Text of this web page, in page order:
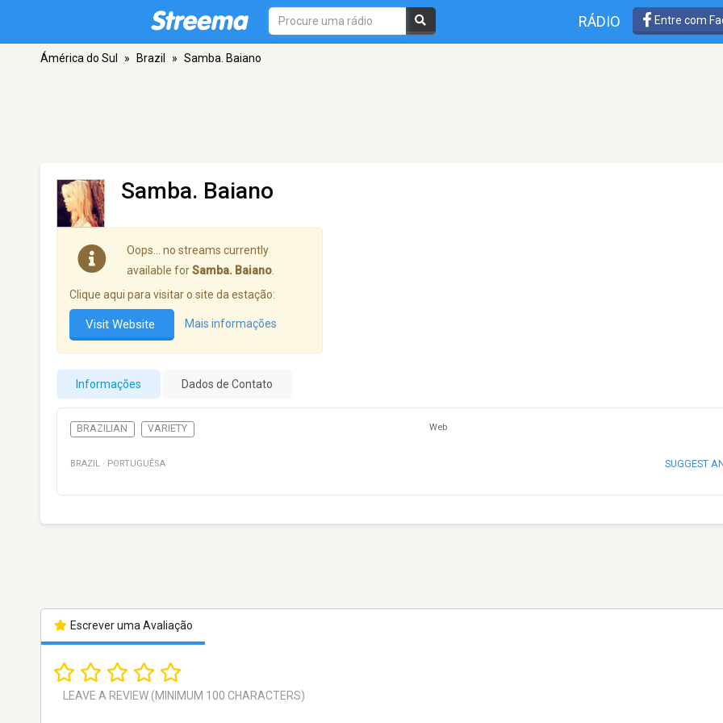
RÁDIO Entre com
Ámérica do Sul » Brazil » Samba. Baiano
Samba. Baiano
Oops… no streams currently
available forSamba. Baiano
Clique aqui para visitar o site da estação:
Visit Website Mais informações
Informações Dados de Contato
BRAZILIAN VARIETY Web
BRAZIL · PORTUGUÊSA SUGGEST
Escrever uma Avaliação